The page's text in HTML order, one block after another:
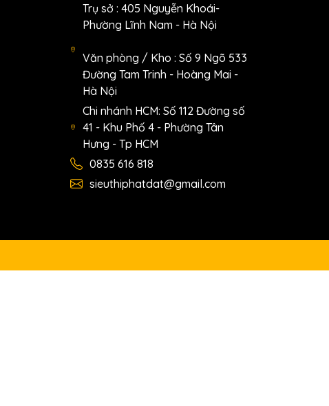
Trụ sở : 405 Nguyễn Khoái-
Phường Lĩnh Nam - Hà Nội
Văn phòng / Kho : Số 9 Ngõ 533
Đường Tam Trinh - Hoàng Mai -
Hà Nội
Chi nhánh HCM: Số 112 Đường số
41 - Khu Phố 4 - Phường Tân
Hưng - Tp HCM
0835 616 818
sieuthiphatdat@gmail.com